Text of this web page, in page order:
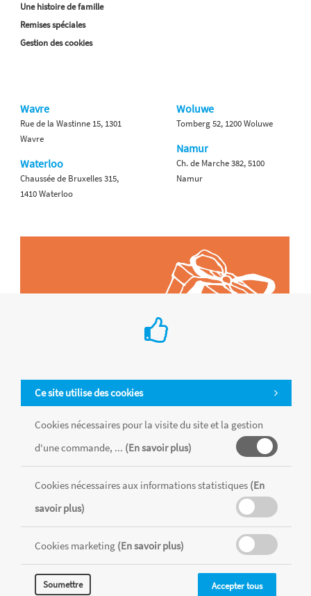
Ce site utilise des cookies
Cookies nécessaires pour la visite du site et la gestion
d'une commande, ... (En savoir plus)
Cookies nécessaires aux informations statistiques (En
savoir plus)
Cookies marketing (En savoir plus)
Soumettre Accepter tous
Une histoire de famille
Remises spéciales
Gestion des cookies
Wavre
Rue de la Wastinne 15, 1301
Wavre
Waterloo
Chaussée de Bruxelles 315,
1410 Waterloo
Woluwe
Tomberg 52, 1200 Woluwe
Namur
Ch. de Marche 382, 5100
Namur
Tous les produits sont vendus dans la limite des stocks disponibles de
chaque magasin, toutes taxes comprises.
MENTIONS LÉGALES CONDITIONS GÉNÉRALES
RÉALISÉ AVEC MERCATOR